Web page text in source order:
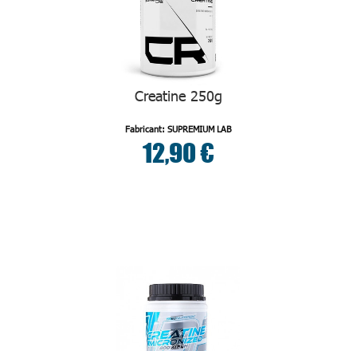
Creatine 250g
Fabricant: SUPREMIUM LAB
12,90 €